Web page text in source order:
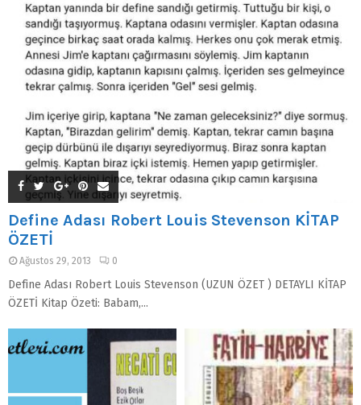
Define Adası Robert Louis Stevenson KİTAP
ÖZETİ
Ağustos 29, 2013 0
Define Adası Robert Louis Stevenson (UZUN ÖZET ) DETAYLI KİTAP
ÖZETİ Kitap Özeti: Babam,...